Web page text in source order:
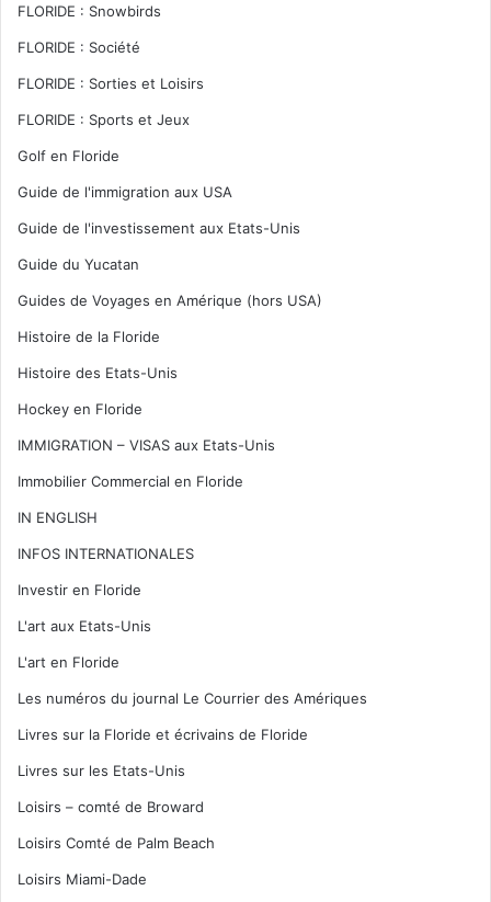
FLORIDE : Snowbirds
FLORIDE : Société
FLORIDE : Sorties et Loisirs
FLORIDE : Sports et Jeux
Golf en Floride
Guide de l'immigration aux USA
Guide de l'investissement aux Etats-Unis
Guide du Yucatan
Guides de Voyages en Amérique (hors USA)
Histoire de la Floride
Histoire des Etats-Unis
Hockey en Floride
IMMIGRATION – VISAS aux Etats-Unis
Immobilier Commercial en Floride
IN ENGLISH
INFOS INTERNATIONALES
Investir en Floride
L'art aux Etats-Unis
L'art en Floride
Les numéros du journal Le Courrier des Amériques
Livres sur la Floride et écrivains de Floride
Livres sur les Etats-Unis
Loisirs – comté de Broward
Loisirs Comté de Palm Beach
Loisirs Miami-Dade